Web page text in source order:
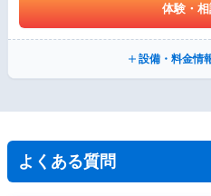
体験・
設備・料金情
よくある質問